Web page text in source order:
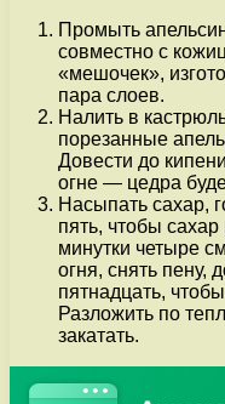
Промыть
совместно с
«мешочек»,
пара слоев.
Налить в
порезанные
Довести до
огне — цедра
Насыпать сахар,
пять, чтобы
минутки четыре
огня, снять пену,
пятнадцать,
Разложить по
закатать.